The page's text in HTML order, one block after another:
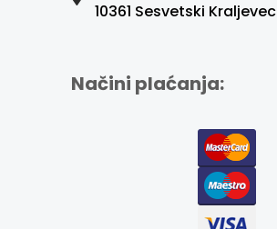
10361 Sesvetski Kraljevec
Načini plaćanja: